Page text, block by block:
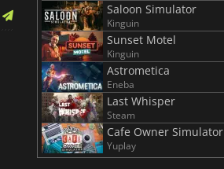
Saloon Simulator
Kinguin
Sunset Motel
Kinguin
Astrometica
Eneba
Last Whisper
Steam
Cafe Owner Simulator
Yuplay